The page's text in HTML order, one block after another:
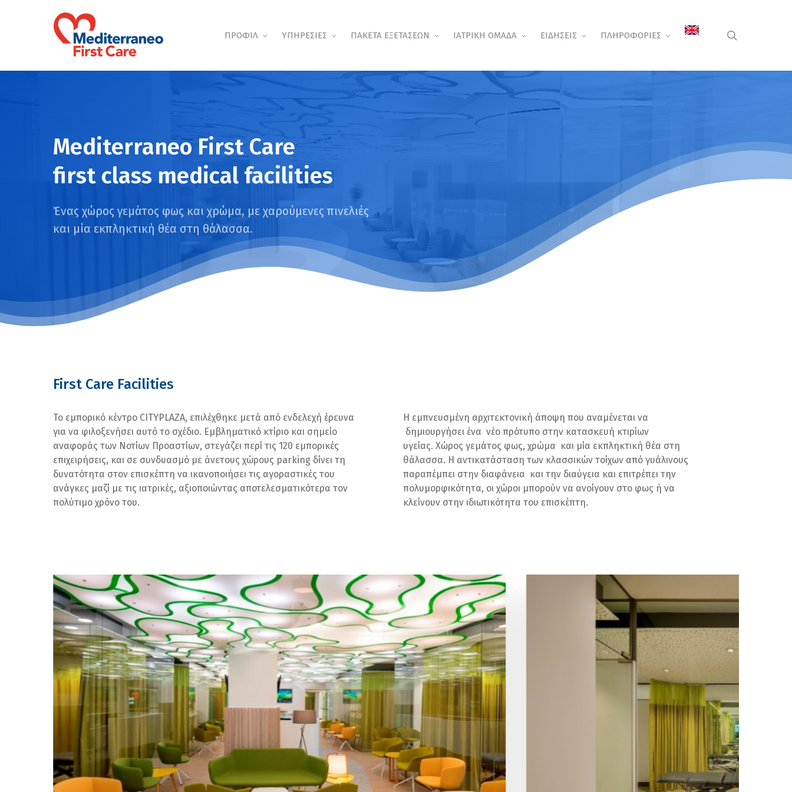
ΠΡΟΦΙΛ ΥΠΗΡΕΣΙΕΣ ΠΑΚΕΤΑ ΕΞΕΤΑΣΕΩΝ ΙΑΤΡΙΚΗ ΟΜΑΔΑ ΕΙΔΗΣΕΙΣ ΠΛΗΡΟΦΟΡΙΕΣ
Mediterraneo First Care
first class medical facilities
Ένας χώρος γεμάτος φως και χρώμα, με χαρούμενες πινελιές
και μία εκπληκτική θέα στη θάλασσα.
First Care Facilities
Το εμπορικό κέντρο CITYPLAZA, επιλέχθηκε μετά από ενδελεχή έρευνα
για να φιλοξενήσει αυτό το σχέδιο. Εμβληματικό κτίριο και σημείο
αναφοράς των Νοτίων Προαστίων, στεγάζει περί τις 120 εμπορικές
επιχειρήσεις, και σε συνδυασμό με άνετους χώρους parking δίνει τη
δυνατότητα στον επισκέπτη να ικανοποιήσει τις αγοραστικές του
ανάγκες μαζί με τις ιατρικές, αξιοποιώντας αποτελεσματικότερατον
πολύτιμοχρόνο του.
Η εμπνευσμένη αρχιτεκτονική άποψη που αναμένεται να
δημιουργήσει ένα νέο πρότυπο στην κατασκευή κτιρίων
υγείας. Χώρος γεμάτος φως, χρώμα και μία εκπληκτική θέα στη
θάλασσα. Η αντικατάσταση των κλασσικών τοίχων από γυάλινους
παραπέμπει στην διαφάνεια και την διαύγεια και επιτρέπει την
πολυμορφικότητα, οι χώροι μπορούν να ανοίγουν στο φως ή να
κλείνουν στην ιδιωτικότητα του επισκέπτη.